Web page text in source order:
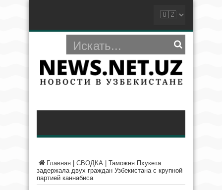
Главная СВОДКА
Таможня Пхукета
задержала двух граждан Узбекистана с крупной
партией каннабиса